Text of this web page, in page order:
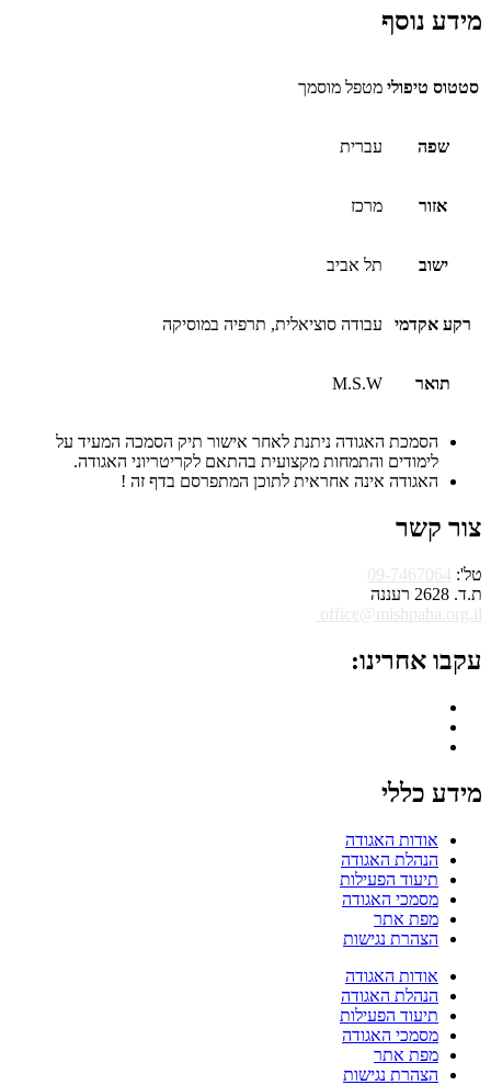
מידע נוסף
סטטוס טיפולי מטפל מוסמך
שפה עברית
אזור מרכז
ישוב תל אביב
רקע אקדמי עבודה סוציאלית, תרפיה במוסיקה
תואר M.S.W
הסמכת האגודה ניתנת לאחר אישור תיק הסמכה המעיד על
לימודים והתמחות מקצועית בהתאם לקריטריוני האגודה.
האגודה אינה אחראית לתוכן המתפרסם בדף זה !
צור קשר
טל': 09-7467064
ת.ד. 2628 רעננה
office@mishpaha.org.il
עקבו אחרינו:
מידע כללי
אודות האגודה
הנהלת האגודה
תיעוד הפעילות
מסמכי האגודה
מפת אתר
הצהרת נגישות
אודות האגודה
הנהלת האגודה
תיעוד הפעילות
מסמכי האגודה
מפת אתר
הצהרת נגישות